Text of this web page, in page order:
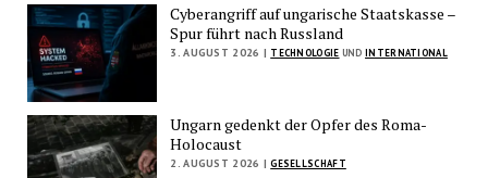
Cyberangriff auf ungarische Staatskasse –
Spur führt nach Russland
3. AUGUST 2026 | TECHNOLOGIE UNDINTERNATIONAL
Ungarn gedenkt der Opfer des Roma-
Holocaust
2. AUGUST 2026 | GESELLSCHAFT